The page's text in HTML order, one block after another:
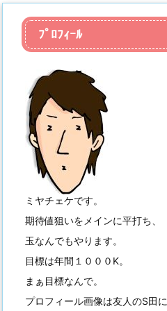
ﾌﾟﾛﾌｨｰﾙ
ミヤチェケです。
期待値狙いをメインに平打ち、
玉なんでもやります。
目標は年間１０００K。
まぁ目標なんで。
プロフィール画像は友人のS田に